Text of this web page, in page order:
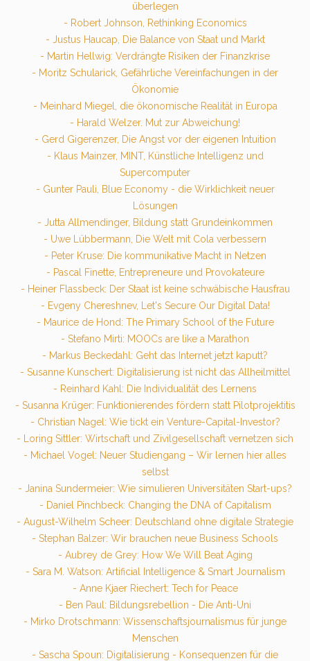
überlegen
- Robert Johnson, Rethinking Economics
- Justus Haucap, Die Balance von Staat und Markt
- Martin Hellwig: Verdrängte Risiken der Finanzkrise
- Moritz Schularick, Gefährliche Vereinfachungen in der
Ökonomie
- Meinhard Miegel, die ökonomische Realität in Europa
- Harald Welzer. Mut zur Abweichung!
- Gerd Gigerenzer, Die Angst vor der eigenen Intuition
- Klaus Mainzer, MINT, Künstliche Intelligenz und
Supercomputer
- Gunter Pauli, Blue Economy - die Wirklichkeit neuer
Lösungen
- Jutta Allmendinger, Bildung statt Grundeinkommen
- Uwe Lübbermann, Die Welt mit Cola verbessern
- Peter Kruse: Die kommunikative Macht in Netzen
- Pascal Finette, Entrepreneure und Provokateure
- Heiner Flassbeck: Der Staat ist keine schwäbische Hausfrau
- Evgeny Chereshnev, Let's Secure Our Digital Data!
- Maurice de Hond: The Primary School of the Future
- Stefano Mirti: MOOCs are like a Marathon
- Markus Beckedahl: Geht das Internet jetzt kaputt?
- Susanne Kunschert: Digitalisierung ist nicht das Allheilmittel
- Reinhard Kahl: Die Individualität des Lernens
- Susanna Krüger: Funktionierendes fördern statt Pilotprojektitis
- Christian Nagel: Wie tickt ein Venture-Capital-Investor?
- Loring Sittler: Wirtschaft und Zivilgesellschaft vernetzen sich
- Michael Vogel: Neuer Studiengang – Wir lernen hier alles
selbst
- Janina Sundermeier: Wie simulieren Universitäten Start-ups?
- Daniel Pinchbeck: Changing the DNA of Capitalism
- August-Wilhelm Scheer: Deutschland ohne digitale Strategie
- Stephan Balzer: Wir brauchen neue Business Schools
- Aubrey de Grey: How We Will Beat Aging
- Sara M. Watson: Artificial Intelligence & Smart Journalism
- Anne Kjaer Riechert: Tech for Peace
- Ben Paul: Bildungsrebellion - Die Anti-Uni
- Mirko Drotschmann: Wissenschaftsjournalismus für junge
Menschen
- Sascha Spoun: Digitalisierung - Konsequenzen für die